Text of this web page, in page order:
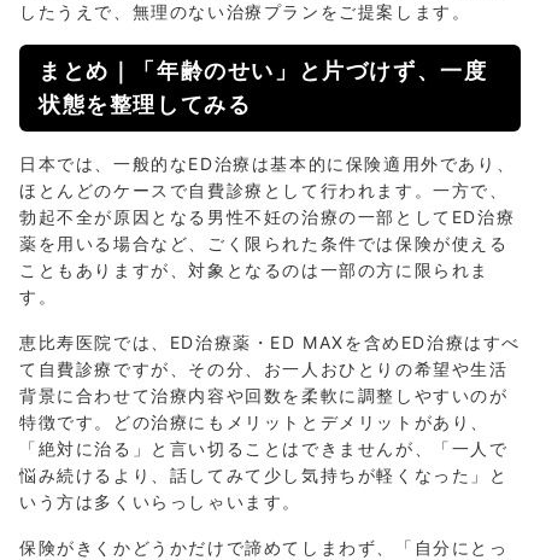
したうえで、無理のない治療プランをご提案します。
まとめ｜「年齢のせい」と片づけず、一度
状態を整理してみる
日本では、一般的なED治療は基本的に保険適用外であり、
ほとんどのケースで自費診療として行われます。一方で、
勃起不全が原因となる男性不妊の治療の一部としてED治療
薬を用いる場合など、ごく限られた条件では保険が使える
こともありますが、対象となるのは一部の方に限られま
す。
恵比寿医院では、ED治療薬・ED MAXを含めED治療はすべ
て自費診療ですが、その分、お一人おひとりの希望や生活
背景に合わせて治療内容や回数を柔軟に調整しやすいのが
特徴です。どの治療にもメリットとデメリットがあり、
「絶対に治る」と言い切ることはできませんが、「一人で
悩み続けるより、話してみて少し気持ちが軽くなった」と
いう方は多くいらっしゃいます。
保険がきくかどうかだけで諦めてしまわず、「自分にとっ